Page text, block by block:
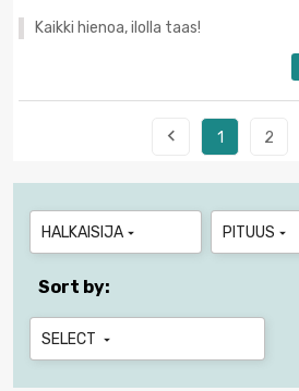
Kaikki hienoa, ilolla taas!
 1 2
HALKAISIJA  PITUUS 
Sort by:
SELECT 